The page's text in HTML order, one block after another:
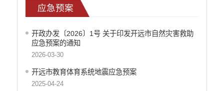
重大决策
财政资金直达基层
稳岗就业
应急预案
应急预案
开政办发〔2026〕1号 关于印发开远市自然灾害救助
应急预案的通知
2026-03-30
开远市教育体育系统地震应急预案
2025-04-24